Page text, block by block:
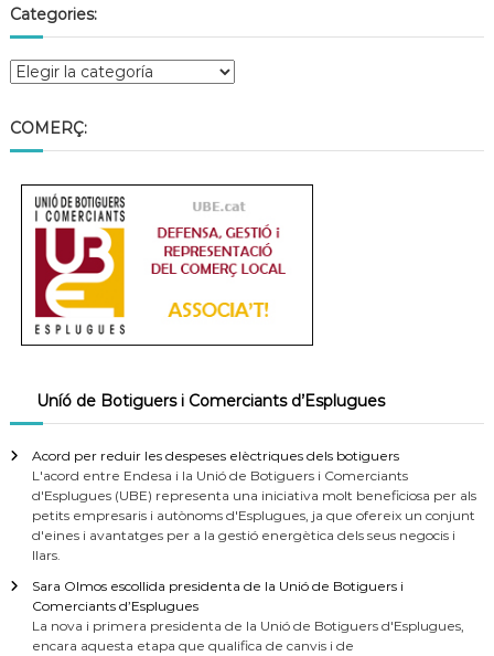
Categories:
COMERÇ:
Uníó de Botiguers i Comerciants d’Esplugues
Acord per reduir les despeses elèctriques dels botiguers
L'acord entre Endesa i la Unió de Botiguers i Comerciants
d'Esplugues (UBE) representa una iniciativa molt beneficiosa per als
petits empresaris i autònoms d'Esplugues, ja que ofereix un conjunt
d'eines i avantatges per a la gestió energètica dels seus negocis i
llars.
Sara Olmos escollida presidenta de la Unió de Botiguers i
Comerciants d’Esplugues
La nova i primera presidenta de la Unió de Botiguers d'Esplugues,
encara aquesta etapa que qualifica de canvis i de